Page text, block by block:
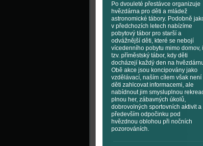
Po dvouleté přestávce organizuje
hvězdárna pro děti a mládež
astronomické tábory. Podobně
v předchozích letech nabízíme
pobytový tábor pro starší a
odvážnější děti, které se nebojí
vícedenního pobytu mimo domov, i
tzv. příměstský tábor, kdy děti
docházejí každý den na
Obě akce jsou koncipovány jako
vzdělávací, naším cílem však není
děti zahlcovat informacemi, ale
nabídnout jim smysluplnou
plnou her, zábavných úkolů,
dobrovolných sportovních aktivit a
především odpočinku pod
hvězdnou oblohou při nočních
pozorováních.